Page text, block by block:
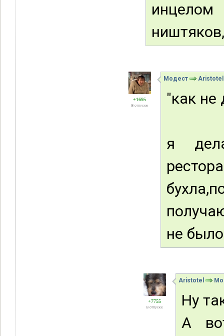
+1695
В отпуске
Модест Aristotel
"как не
я
не
+7755
В отпуске
Aristotel
Ну
А